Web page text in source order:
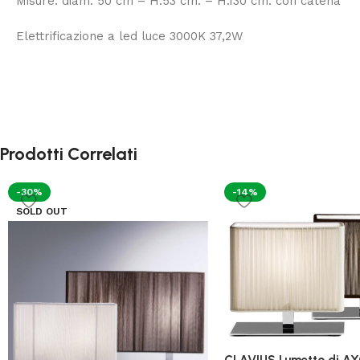
Elettrificazione a led luce 3000K 37,2W
Prodotti Correlati
-30%
SOLD OUT
-14%